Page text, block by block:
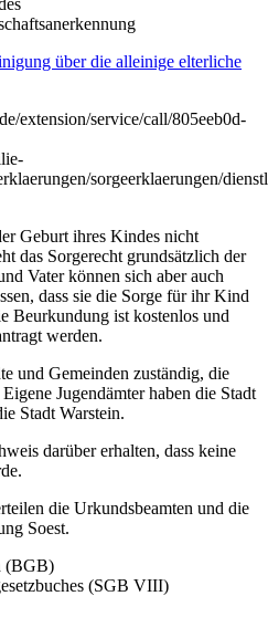
über die alleinige elterliche
extension/service/call/805eeb0d-
sorgeerklaerungen/
Geburt ihres Kindes nicht
das Sorgerecht grundsätzlich der
Vater können sich aber auch
dass sie die Sorge für ihr Kind
Beurkundung ist kostenlos und
werden.
und Gemeinden zuständig, die
Jugendämter haben die Stadt
Stadt Warstein.
darüber erhalten, dass keine
die Urkundsbeamten und die
Soest.
(BGB)
(SGB VIII)